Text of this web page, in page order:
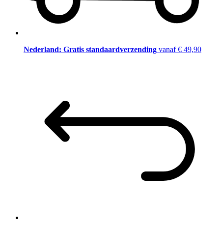
Nederland: Gratis standaardverzending vanaf € 49,90